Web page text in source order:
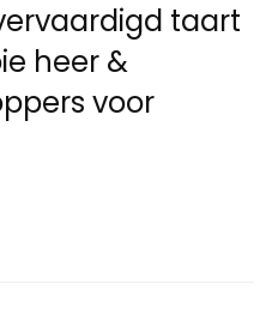
taart
heer &
voor